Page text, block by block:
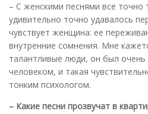
– С женскими песнями все
удивительно точно удавалось
чувствует женщина: ее
внутренние сомнения. Мне
талантливые люди, он был очень
человеком, и такая
тонким психологом.
– Какие песни прозвучат в